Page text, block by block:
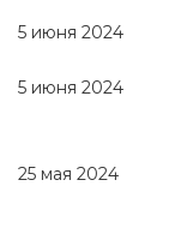
5 июня 2024
5 июня 2024
25 мая 2024